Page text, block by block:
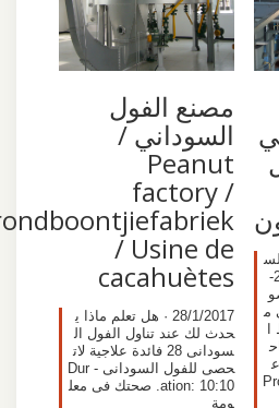
‫مصنع الفول
السوداني /
Peanut
factory /
Grondboontjiefabriek
/ Usine de
28/1/2017 · هل تعلم ماذا ي
حدث لك عند تناول الفول ال
سودانى 28 فائدة علاجية لات
حصى للفول السودانى - Dur
ation: 10:10. صحتك فى معل